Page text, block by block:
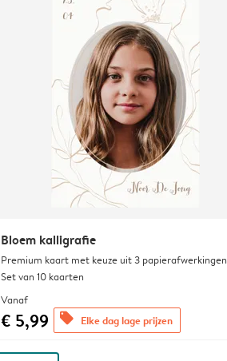
Bloem kalligrafie
Premium kaart met keuze uit 3 papierafwerkingen
Set van 10 kaarten
Vanaf
€ 5,99 offers Elke dag lage prijzen